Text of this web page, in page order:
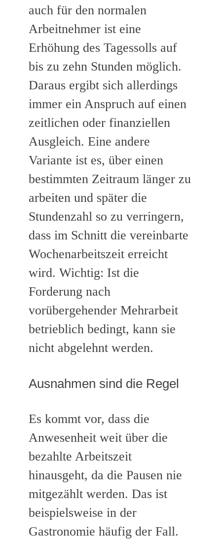
auch für den normalen
Arbeitnehmer ist eine
Erhöhung des Tagessolls auf
bis zu zehn Stunden möglich.
Daraus ergibt sich allerdings
immer ein Anspruch auf einen
zeitlichen oder finanziellen
Ausgleich. Eine andere
Variante ist es, über einen
bestimmten Zeitraum länger zu
arbeiten und später die
Stundenzahl so zu verringern,
dass im Schnitt die vereinbarte
Wochenarbeitszeit erreicht
wird. Wichtig: Ist die
Forderung nach
vorübergehender Mehrarbeit
betrieblich bedingt, kann sie
nicht abgelehnt werden.
Ausnahmen sind die Regel
Es kommt vor, dass die
Anwesenheit weit über die
bezahlte Arbeitszeit
hinausgeht, da die Pausen nie
mitgezählt werden. Das ist
beispielsweise in der
Gastronomie häufig der Fall.